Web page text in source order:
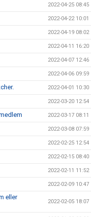
2022-04-25 08:45
2022-04-22 10:01
2022-04-19 08:02
2022-04-11 16:20
2022-04-07 12:46
2022-04-06 09:59
2022-04-01 10:30
2022-03-20 12:54
2022-03-17 08:11
2022-03-08 07:59
2022-02-25 12:54
2022-02-15 08:40
2022-02-11 11:52
2022-02-09 10:47
eller
2022-02-05 18:07